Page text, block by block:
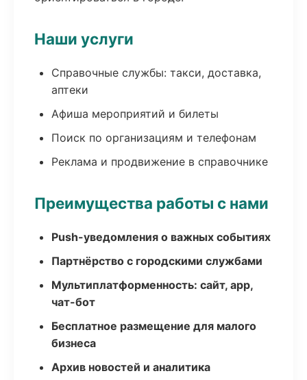
Наши услуги
Справочные службы: такси, доставка,
аптеки
Афиша мероприятий и билеты
Поиск по организациям и телефонам
Реклама и продвижение в справочнике
Преимущества работы с нами
Push-уведомления о важных событиях
Партнёрство с городскими службами
Мультиплатформенность: сайт, app,
чат-бот
Бесплатное размещение для малого
бизнеса
Архив новостей и аналитика